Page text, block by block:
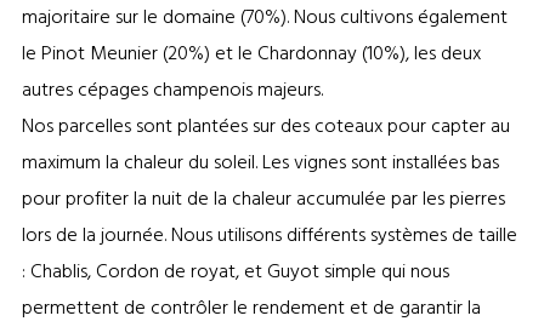
majoritaire sur le domaine (70%). Nous cultivons également
le Pinot Meunier (20%) et le Chardonnay (10%), les deux
autres cépages champenois majeurs.
Nos parcelles sont plantées sur des coteaux pour capter au
maximum la chaleur du soleil. Les vignes sont installées bas
pour profiter la nuit de la chaleur accumulée par les pierres
lors de la journée. Nous utilisons différents systèmes de taille
: Chablis, Cordon de royat, et Guyot simple qui nous
permettent de contrôler le rendement et de garantir la